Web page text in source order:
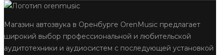
Магазин автозвука в Оренбурге OrenMusic предлагает
широкий выбор профессиональной и любительской
аудитотехники и аудиосистем с последующей установкой